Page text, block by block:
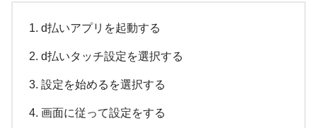
d払いアプリを起動する
d払いタッチ設定を選択する
設定を始めるを選択する
画面に従って設定をする